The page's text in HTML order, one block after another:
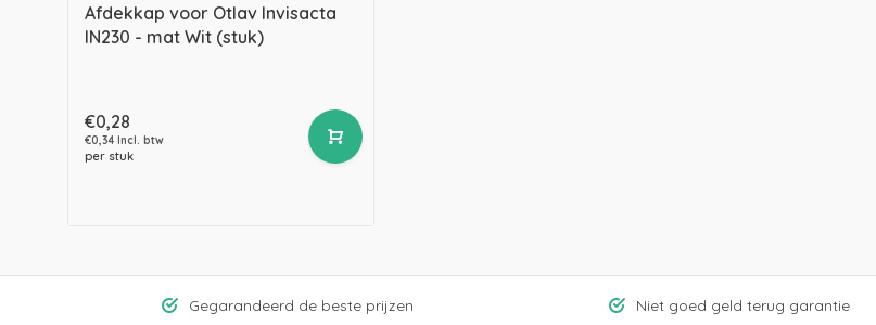
Afdekkap voor Otlav Invisacta
IN230 - mat Wit (stuk)
€0,28
€0,34 Incl. btw
per stuk
Gegarandeerd de beste prijzen Niet goed geld terug garantie